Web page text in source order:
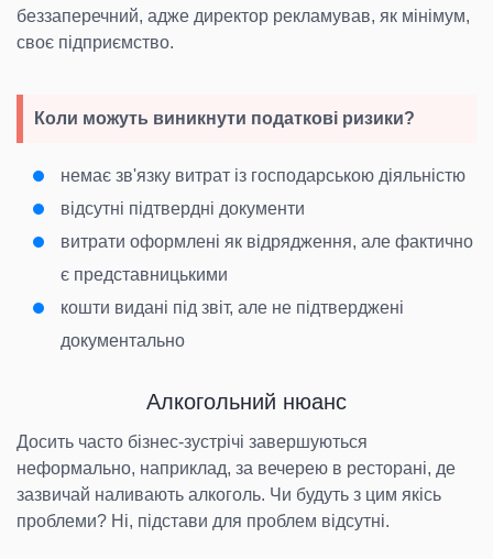
беззаперечний, адже директор рекламував, як мінімум,
своє підприємство.
Коли можуть виникнути податкові ризики?
немає зв'язку витрат із господарською діяльністю
відсутні підтвердні документи
витрати оформлені як відрядження, але фактично
є представницькими
кошти видані під звіт, але не підтверджені
документально
Алкогольний нюанс
Досить часто бізнес-зустрічі завершуються
неформально, наприклад, за вечерею в ресторані, де
зазвичай наливають алкоголь. Чи будуть з цим якісь
проблеми? Ні, підстави для проблем відсутні.